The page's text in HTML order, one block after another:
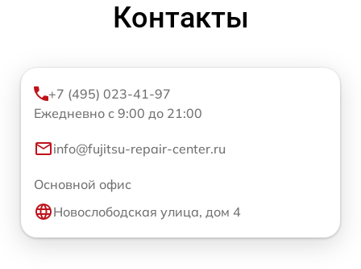
Контакты
+7 (495) 023-41-97
Ежедневно с 9:00 до 21:00
info@fujitsu-repair-center.ru
Основной офис
Новослободская улица, дом 4